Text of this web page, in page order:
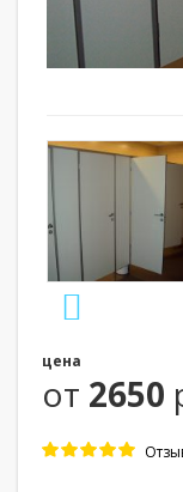
цена
от 2650